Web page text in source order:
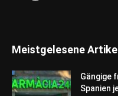
Meistgelesene Artikel
Gängige
Spanien